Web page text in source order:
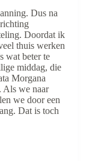
Dus na
Doordat ik
thuis werken
wat beter te
middag, die
Morgana
Als we naar
we door een
Dat is toch